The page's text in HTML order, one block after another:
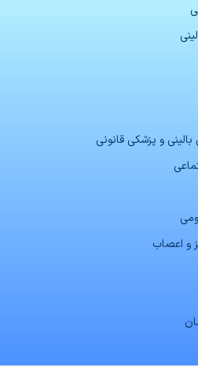
و پزشکی قانونی
و اعصاب